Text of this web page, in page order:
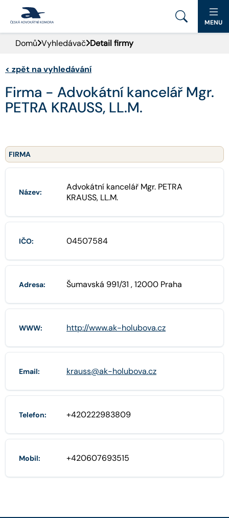
PORTÁL ČAK
DOMŮ
AKTUALITY
PRO VEŘEJNOST
MENU
Domů Vyhledávač Detail firmy
< zpět na vyhledávání
Firma - Advokátní kancelář Mgr.
PETRA KRAUSS, LL.M.
FIRMA
Název:
Advokátní kancelář Mgr. PETRA
KRAUSS, LL.M.
IČO: 04507584
Adresa: Šumavská 991/31 , 12000 Praha
WWW: http://www.ak-holubova.cz
Email: krauss@ak-holubova.cz
Telefon: +420222983809
Mobil: +420607693515